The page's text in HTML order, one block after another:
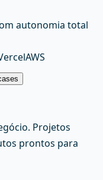
autonomia total
AWS
Projetos
prontos para